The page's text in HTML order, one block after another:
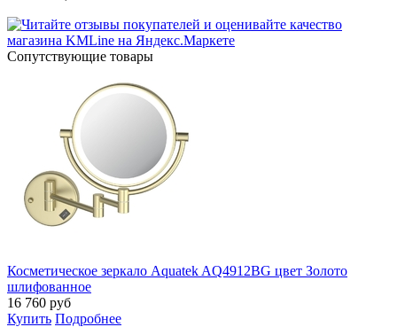
Cопутствующие товары
Косметическое зеркало Aquatek AQ4912BG цвет Золото
шлифованное
16 760 руб
Купить Подробнее